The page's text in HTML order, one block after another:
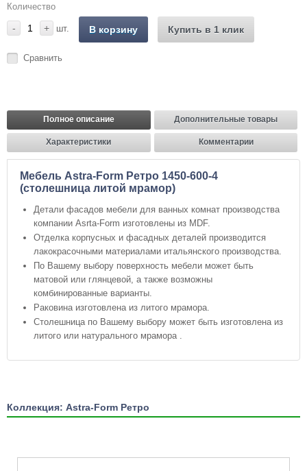
Количество
- + шт. В корзину Купить в 1 клик
Сравнить
Полное описание Дополнительные товары
Характеристики Комментарии
Мебель Astra-Form Ретро 1450-600-4
(столешница литой мрамор)
Детали фасадов мебели для ванных комнат производства
компании Asrta-Form изготовлены из MDF.
Отделка корпусных и фасадных деталей производится
лакокрасочными материалами итальянского производства.
По Вашему выбору поверхность мебели может быть
матовой или глянцевой, а также возможны
комбинированные варианты.
Раковина изготовлена из литого мрамора.
Столешница по Вашему выбору может быть изготовлена из
литого или натурального мрамора .
Коллекция: Astra-Form Ретро